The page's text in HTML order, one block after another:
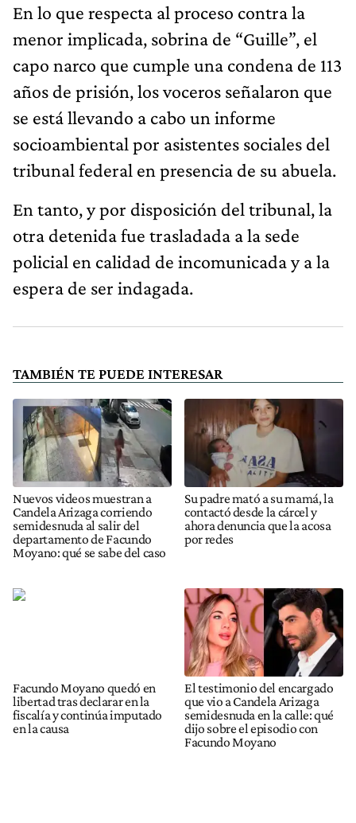
En lo que respecta al proceso contra la
menor implicada, sobrina de “Guille”, el
capo narco que cumple una condena de 113
años de prisión, los voceros señalaron que
se está llevando a cabo un informe
socioambiental por asistentes sociales del
tribunal federal en presencia de su abuela.
En tanto, y por disposición del tribunal, la
otra detenida fue trasladada a la sede
policial en calidad de incomunicada y a la
espera de ser indagada.
TAMBIÉN TE PUEDE INTERESAR
Nuevos videos muestran a
Candela Arizaga corriendo
semidesnuda al salir del
departamento de Facundo
Moyano: qué se sabe del caso
Su padre mató a su mamá, la
contactó desde la cárcel y
ahora denuncia que la acosa
por redes
Facundo Moyano quedó en
libertad tras declarar en la
fiscalía y continúa imputado
en la causa
El testimonio del encargado
que vio a Candela Arizaga
semidesnuda en la calle: qué
dijo sobre el episodio con
Facundo Moyano